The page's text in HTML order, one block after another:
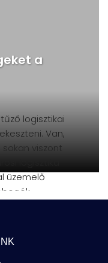
a
logisztikai
Van,
viszont
üzemelő